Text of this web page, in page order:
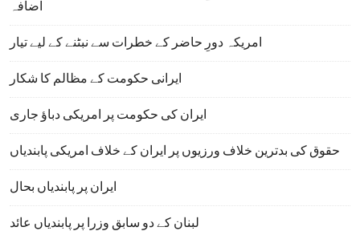
اضافہ
امریکہ دورِ حاضر کے خطرات سے نبٹنے کے لیے تیار
ایرانی حکومت کے مظالم کا شکار
ایران کی حکومت پر امریکی دباؤ جاری
حقوق کی بدترین خلاف ورزیوں پر ایران کے خلاف امریکی پابندیاں
ایران پر پابندیاں بحال
لبنان کے دو سابق وزرا پر پابندیاں عائد